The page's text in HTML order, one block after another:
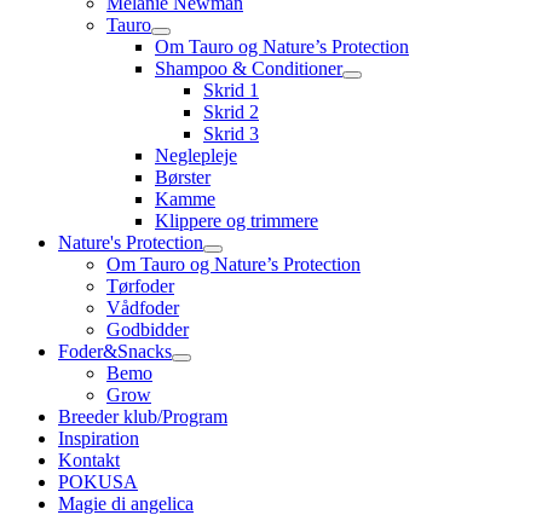
Tauro
Om Tauro og Nature’s Protection
Shampoo & Conditioner
Skrid 1
Skrid 2
Skrid 3
Neglepleje
Børster
Kamme
Klippere og trimmere
Nature's Protection
Om Tauro og Nature’s Protection
Tørfoder
Vådfoder
Godbidder
Foder&Snacks
Bemo
Grow
Breeder klub/Program
Inspiration
Kontakt
POKUSA
Magie di angelica